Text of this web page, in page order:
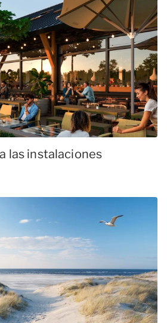
las instalaciones